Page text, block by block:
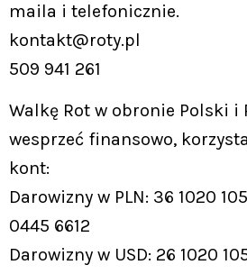
maila i telefonicznie.
kontakt@roty.pl
509 941 261
Walkę Rot w obronie Polski i
wesprzeć finansowo,
kont:
Darowizny w PLN: 36 1020
0445 6612
Darowizny w USD: 26 1020